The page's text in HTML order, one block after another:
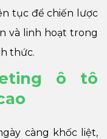
tục để chiến lược
và linh hoạt trong
thức.
ô tô
càng khốc liệt,